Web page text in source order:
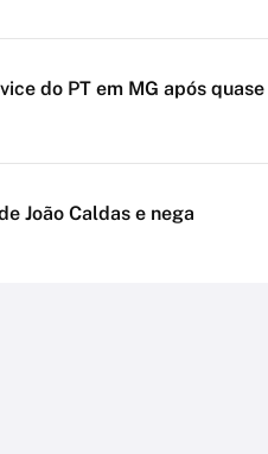
do PT em MG após quase
João Caldas e nega